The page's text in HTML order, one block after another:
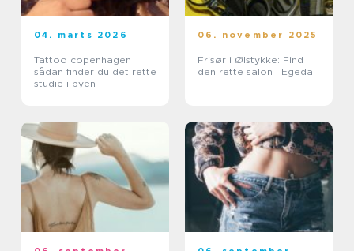
04. marts 2026
Tattoo copenhagen
sådan finder du det rette
studie i byen
06. november 2025
Frisør i Ølstykke: Find
den rette salon i Egedal